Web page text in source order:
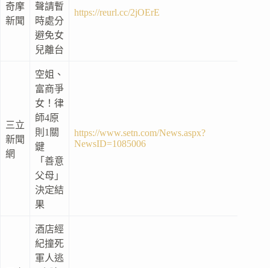
奇摩
新聞
聲請暫
時處分
避免女
兒離台
https://reurl.cc/2jOErE
三立
新聞
網
空姐、
富商爭
女！律
師4原
則1關
鍵
「善意
父母」
決定結
果
https://www.setn.com/News.aspx?
NewsID=1085006
酒店經
紀撞死
軍人逃